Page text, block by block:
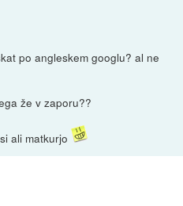
po angleskem googlu? al ne
že v zaporu??
ali matkurjo